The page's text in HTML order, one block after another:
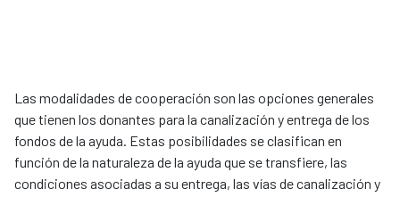
Las modalidades de cooperación son las opciones generales
que tienen los donantes para la canalización y entrega de los
fondos de la ayuda. Estas posibilidades se clasifican en
función de la naturaleza de la ayuda que se transfiere, las
condiciones asociadas a su entrega, las vías de canalización y